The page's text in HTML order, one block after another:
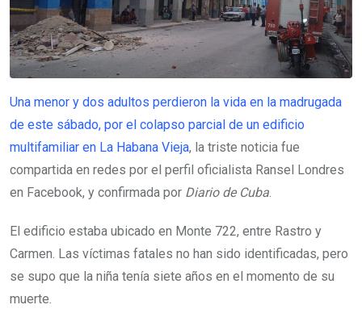
Una menor y dos adultos perdieron la vida en la madrugada
de este sábado, por el colapso parcial de un edificio
multifamiliar en La Habana Vieja, la triste noticia fue
compartida en redes por el perfil oficialista Ransel Londres
en Facebook, y confirmada por Diario de Cuba.
El edificio estaba ubicado en Monte 722, entre Rastro y
Carmen. Las víctimas fatales no han sido identificadas, pero
se supo que la niña tenía siete años en el momento de su
muerte.